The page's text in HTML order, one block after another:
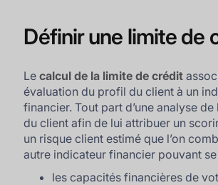
Définir une limite de
Lecalcul de la limite de crédit
évaluation du profil du client à un
financier. Tout part d’une analyse
du client afin de lui attribuer un
un risque client estimé que l’on
autre indicateur financier pouvant
les capacités financières de